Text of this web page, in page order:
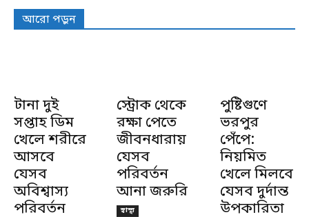
আরো পড়ুন
টানা দুই
সপ্তাহ ডিম
খেলে শরীরে
আসবে
যেসব
অবিশ্বাস্য
পরিবর্তন
স্ট্রোক থেকে
রক্ষা পেতে
জীবনধারায়
যেসব
পরিবর্তন
আনা জরুরি
স্বাস্থ্য
পুষ্টিগুণে
ভরপুর
পেঁপে:
নিয়মিত
খেলে মিলবে
যেসব দুর্দান্ত
উপকারিতা